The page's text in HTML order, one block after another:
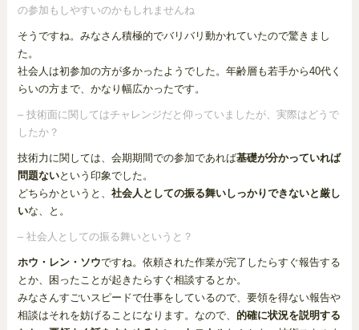
の参加もしやすいのかもしれませんね
そうですね。みなさん積極的でバリバリ動かれていたので驚きまし
た。
社会人は初参加の方が多かったようでした。年齢層も若手から40代く
らいの方まで、かなり幅広かったです。
– 技術面に関してはチャレンジだと仰っていましたが、実際はどうで
したか？
技術力に関しては、会期期間での参加であれば基礎が分かっていれば
問題ないという印象でした。
どちらかというと、 社会人としての振る舞いしっかりできないと厳し
いな、と。
– 社会人としての振る舞いというと？
ホウ・レン・ソウですね。依頼された作業が完了したらすぐ報告する
とか、困ったことが起きたらすぐ相談するとか。
みなさんすごいスピードで仕事をしているので、要領を得ない報告や
相談はそれを妨げることになります。なので、 的確に状況を説明する